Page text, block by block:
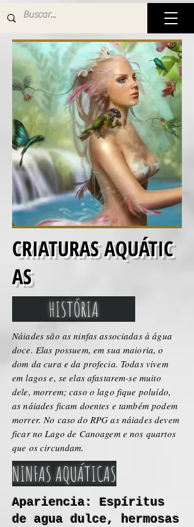
CRIATURAS AQUÁTIC
AS
HISTÓRIA
Náiades são as ninfas associadas à água
doce. Elas possuem, em sua maioria, o
dom da cura e da profecia. Todas vivem
em lagos e, se elas afastarem-se muito
dele, morrem; caso o lago fique poluído,
as náiades ficam doentes e também podem
morrer. No caso do RPG as náiades devem
ficar no Lago de Canoagem e nos quartos
que os circundam.
NINFAS AQUÁTICAS
Apariencia: Espíritus
de agua dulce, hermosas